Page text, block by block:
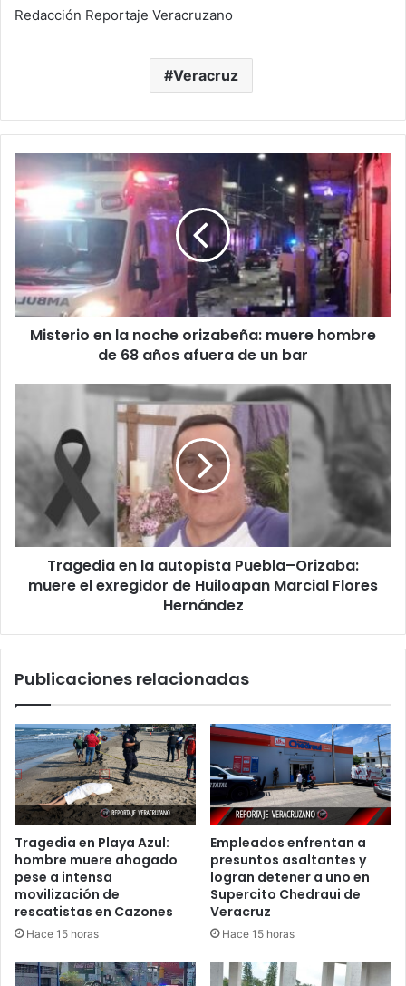
Redacción Reportaje Veracruzano
Veracruz
Misterio
en
la
noche
orizabeña:
muere
hombre
de
68
añosMisterio en la noche orizabeña: muere hombre
de 68 años afuera de un bar
autopista
Puebla–
Orizaba:
muere
exregidor
Huiloapan
Hernández
Tragedia en la autopista Puebla–Orizaba:
muere el exregidor de Huiloapan Marcial Flores
Hernández
Publicaciones relacionadas
Tragedia en Playa Azul:
hombre muere ahogado
pese a intensa
movilización de
rescatistas en Cazones
Hace 15 horas
Empleados enfrentan a
presuntos asaltantes y
logran detener a uno en
Supercito Chedraui de
Veracruz
Hace 15 horas